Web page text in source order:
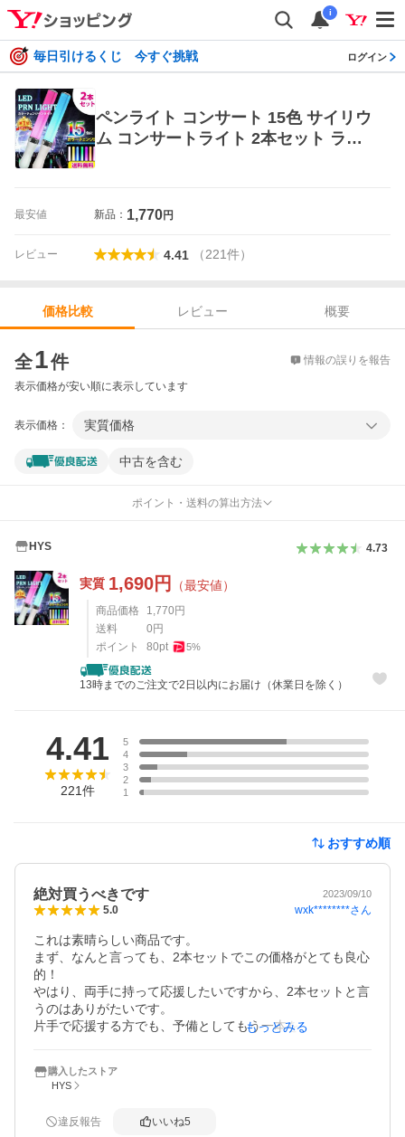
i
毎日引けるくじ 今すぐ挑戦 ログイン
ペンライト コンサート 15色 サイリウ
ム コンサートライト 2本セット ライ
最安値 新品： 1,770円
レビュー 4.41 （221件）
価格比較 レビュー
概要
全1件 情報の誤りを報告
表示価格が安い順に表示しています
表示価格： 実質価格
中古を含む
ポイント・送料の算出方法
HYS 4.73
実質 1,690円 （最安値）
商品価格 1,770 円
送料
0 円
ポイント
80pt 5%
13時までのご注文で2日以内にお届け（休業日を除く）
4.41
221件
5
4
3
2
1
おすすめ順
絶対買うべきです 2023/09/10
5.0 wxk********さん
これは素晴らしい商品です。
まず、なんと言っても、2本セットでこの価格がとても良心
的！
やはり、両手に持って応援したいですから、2本セットと言
うのはありがたいです。
片手で応援する方でも、予備としてもう一本を活用できる
暗い部屋で発光させましたが、良い感じの光量です。
隣の人に迷惑にならず、かつ推しにはしっかり届く、そん
もっとみる
購入したストア
HYS
違反報告 いいね5